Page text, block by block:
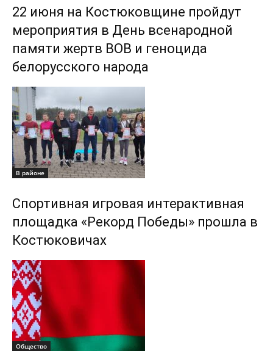
22 июня на Костюковщине пройдут
мероприятия в День всенародной
памяти жертв ВОВ и геноцида
белорусского народа
В районе
Спортивная игровая интерактивная
площадка «Рекорд Победы» прошла в
Костюковичах
Общество